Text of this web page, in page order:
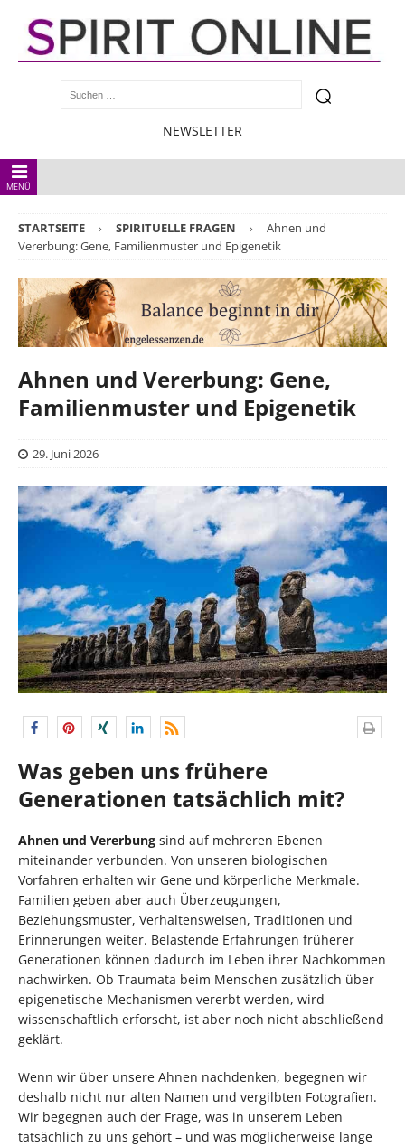
NEWSLETTER
MENÜ
STARTSEITE SPIRITUELLE FRAGEN
Ahnen und
Vererbung: Gene, Familienmuster und Epigenetik
Ahnen und Vererbung: Gene,
Familienmuster und Epigenetik
29. Juni 2026
Was geben uns frühere
Generationen tatsächlich mit?
Ahnen und Vererbung sind auf mehreren Ebenen
miteinander verbunden. Von unseren biologischen
Vorfahren erhalten wir Gene und körperliche Merkmale.
Familien geben aber auch Überzeugungen,
Beziehungsmuster, Verhaltensweisen, Traditionen und
Erinnerungen weiter. Belastende Erfahrungen früherer
Generationen können dadurch im Leben ihrer Nachkommen
nachwirken. Ob Traumata beim Menschen zusätzlich über
epigenetische Mechanismen vererbt werden, wird
wissenschaftlich erforscht, ist aber noch nicht abschließend
geklärt.
Wenn wir über unsere Ahnen nachdenken, begegnen wir
deshalb nicht nur alten Namen und vergilbten Fotografien.
Wir begegnen auch der Frage, was in unserem Leben
tatsächlich zu uns gehört – und was möglicherweise lange